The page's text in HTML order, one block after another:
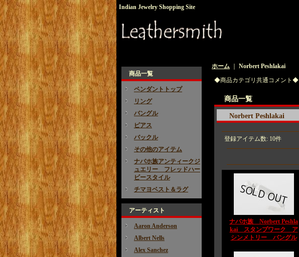
Indian Jewelry Shopping Site
商品一覧
ペンダントトップ
リング
バングル
ピアス
バックル
その他のアイテム
ナバホ族アンティークジ
ュエリー フレッドハー
ビースタイル
チマヨベスト＆ラグ
アーティスト
Aaron Anderson
Albert Nells
Alex Sanchez
ホーム
Norbert Peshlakai
◆商品カテゴリ共通コメント◆
商品一覧
Norbert Peshlakai
登録アイテム数: 10件
ナバホ族 Norbert Peshla
kai スタンプワーク ア
シンメトリー バングル